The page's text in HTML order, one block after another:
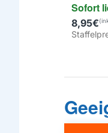
Sofort
8,95€